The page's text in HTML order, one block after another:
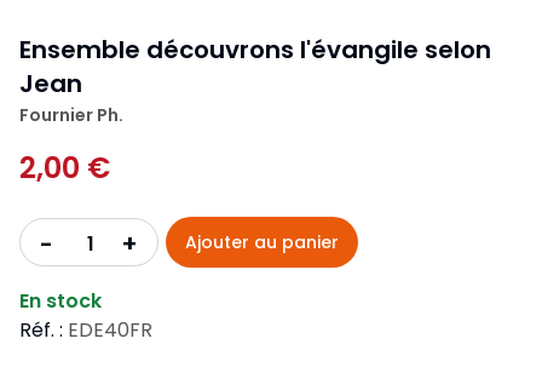
Ensemble découvrons l'évangile selon
Jean
Fournier Ph.
2,00 €
- + Ajouter au panier
En stock
Réf. : EDE40FR